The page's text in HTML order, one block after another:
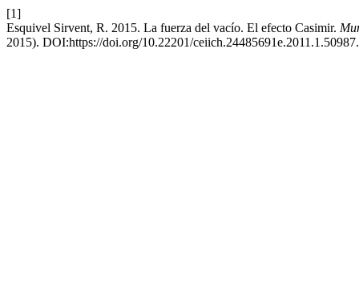
[1]
Esquivel Sirvent, R. 2015. La fuerza del vacío. El efecto Casimir.
2015). DOI:https://doi.org/10.22201/ceiich.24485691e.2011.1.50987.